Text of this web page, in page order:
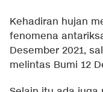
Kehadiran hujan
fenomena
Desember 2021,
melintas Bumi 12